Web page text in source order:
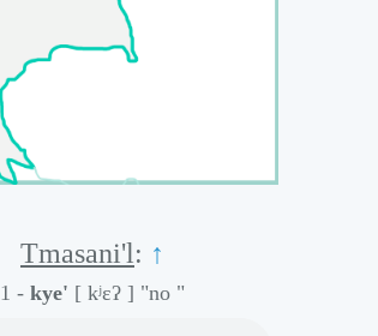
Tmasani'l: ↑
1 - kye' [ kʲɛʔ ] "no "